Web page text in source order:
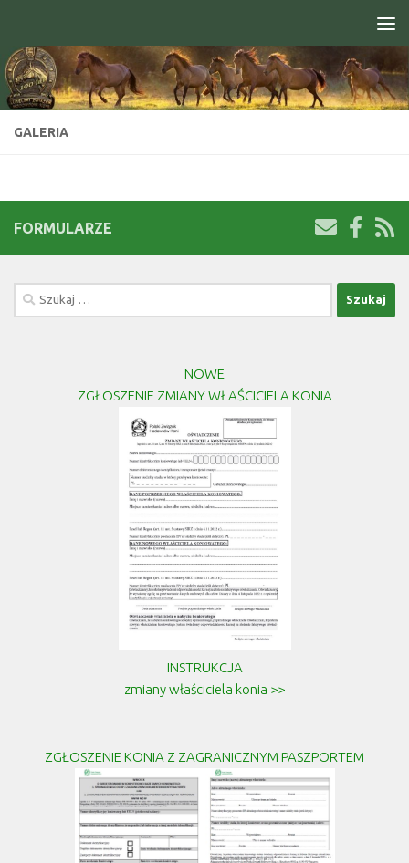
Open toolbar
GALERIA
FORMULARZE
Szukaj:
NOWE
ZGŁOSZENIE ZMIANY WŁAŚCICIELA KONIA
INSTRUKCJA
zmiany właściciela konia >>
ZGŁOSZENIE KONIA Z ZAGRANICZNYM PASZPORTEM